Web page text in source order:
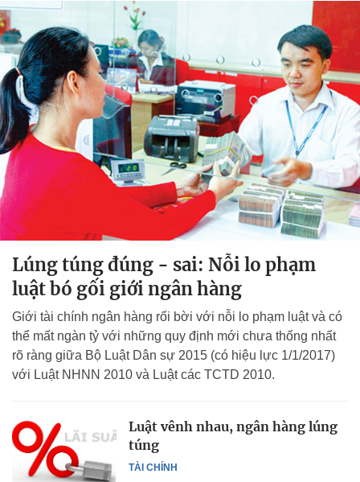
Lúng túng đúng - sai: Nỗi lo phạm
luật bó gối giới ngân hàng
Giới tài chính ngân hàng rối bời với nỗi lo phạm luật và có
thể mất ngàn tỷ với những quy định mới chưa thống nhất
rõ ràng giữa Bộ Luật Dân sự 2015 (có hiệu lực 1/1/2017)
với Luật NHNN 2010 và Luật các TCTD 2010.
TÀI CHÍNH
Luật vênh nhau, ngân hàng lúng
túng